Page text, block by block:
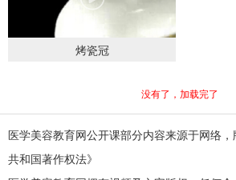
烤瓷冠
没有了，加载完了
医学美容教育网公开课部分内容来源于网络
共和国著作权法》